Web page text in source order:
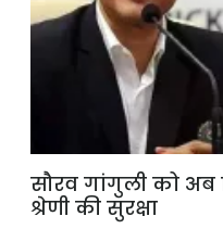
सौरव गांगुली को अब
श्रेणी की सुरक्षा